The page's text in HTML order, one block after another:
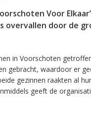
Voor
overvallen door de
in Voorschoten
gebracht, waardoor er
gezinnen raakten al
geeft de